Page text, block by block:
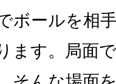
ボールを相
ます。局面